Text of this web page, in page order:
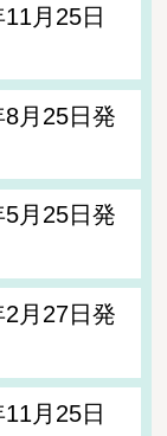
月25日
月25日発
月25日発
月27日発
月25日